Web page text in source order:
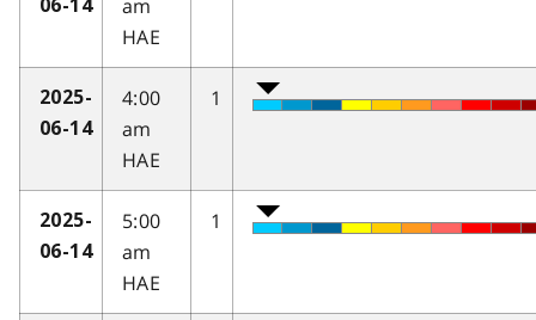
06-14
am
HAE
2025-
06-14
4:00
am
HAE
1
2025-
06-14
5:00
am
HAE
1